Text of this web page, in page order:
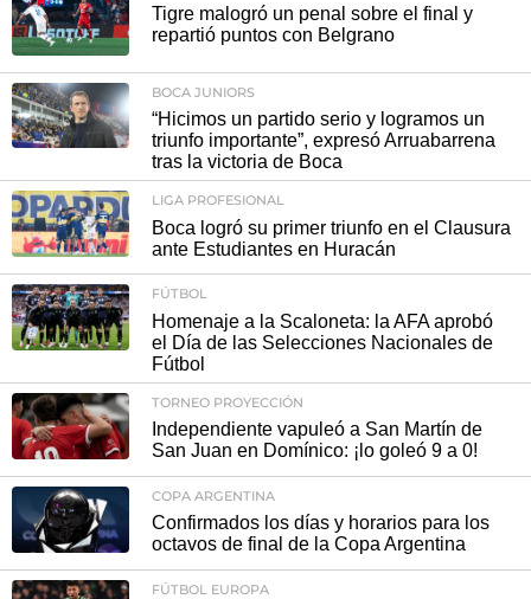
Tigre malogró un penal sobre el final y
repartió puntos con Belgrano
BOCA JUNIORS
“Hicimos un partido serio y logramos un
triunfo importante”, expresó Arruabarrena
tras la victoria de Boca
LIGA PROFESIONAL
Boca logró su primer triunfo en el Clausura
ante Estudiantes en Huracán
FÚTBOL
Homenaje a la Scaloneta: la AFA aprobó
el Día de las Selecciones Nacionales de
Fútbol
TORNEO PROYECCIÓN
Independiente vapuleó a San Martín de
San Juan en Domínico: ¡lo goleó 9 a 0!
COPA ARGENTINA
Confirmados los días y horarios para los
octavos de final de la Copa Argentina
FÚTBOL EUROPA